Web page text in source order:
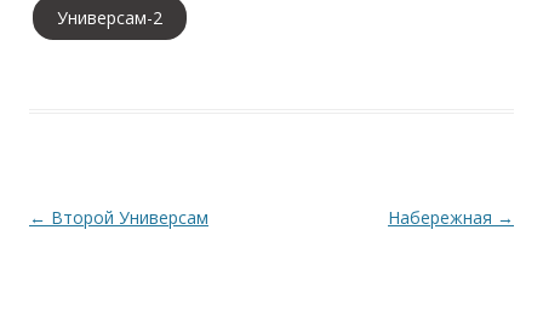
Универсам-2
Навигация по записям
← Второй Универсам Набережная →